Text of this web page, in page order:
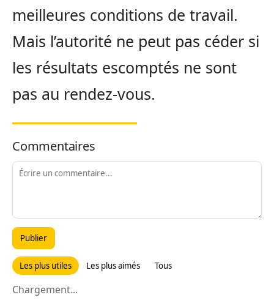
meilleures conditions de travail.
Mais l’autorité ne peut pas céder si
les résultats escomptés ne sont
pas au rendez-vous.
Commentaires
Publier
Les plus utiles Les plus aimés Tous
Chargement...